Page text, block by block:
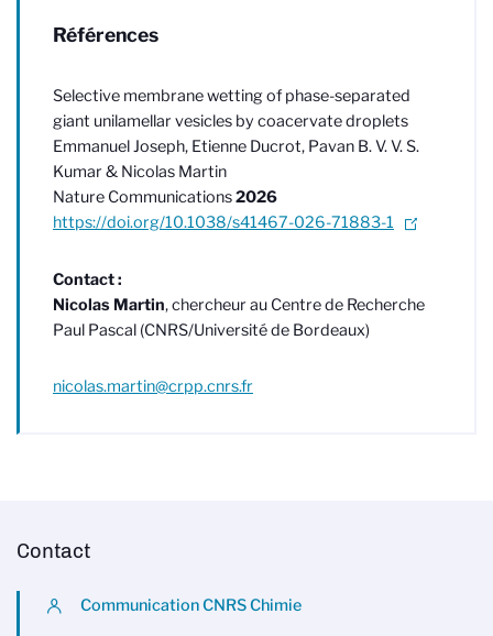
Références
Selective membrane wetting of phase-separated
giant unilamellar vesicles by coacervate droplets
Emmanuel Joseph, Etienne Ducrot, Pavan B. V. V. S.
Kumar & Nicolas Martin
Nature Communications2026
https://doi.org/10.1038/s41467-026-71883-1
Contact :
Nicolas Martin, chercheur au Centre de Recherche
Paul Pascal (CNRS/Université de Bordeaux)
nicolas.martin@crpp.cnrs.fr
Contact
Communication CNRS Chimie